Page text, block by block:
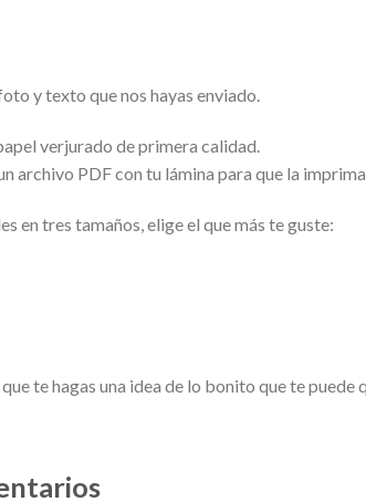
y texto que nos hayas enviado.
verjurado de primera calidad.
archivo PDF con tu lámina para que la
en tres tamaños, elige el que más te guste:
te hagas una idea de lo bonito que te puede